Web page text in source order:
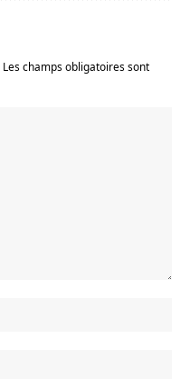
Les champs obligatoires sont